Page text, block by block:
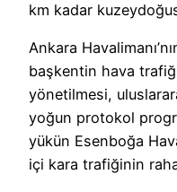
km kadar
Ankara
başkentin hava
yönetilmesi,
yoğun protokol
yükün Esenboğa
içi kara trafiğinin